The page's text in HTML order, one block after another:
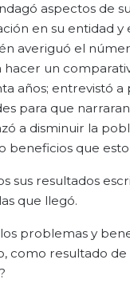
aspectos de
en su entidad
averiguó el
hacer un
años; entrevistó a
para que narraran
a disminuir la
beneficios que esto
sus resultados
que llegó.
problemas y
como resultado de